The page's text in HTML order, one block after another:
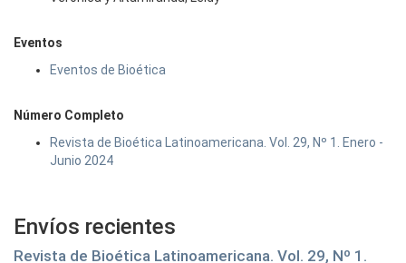
Eventos
Eventos de Bioética
Número Completo
Revista de Bioética Latinoamericana. Vol. 29, Nº 1. Enero -
Junio 2024
Envíos recientes
Revista de Bioética Latinoamericana. Vol. 29, Nº 1.